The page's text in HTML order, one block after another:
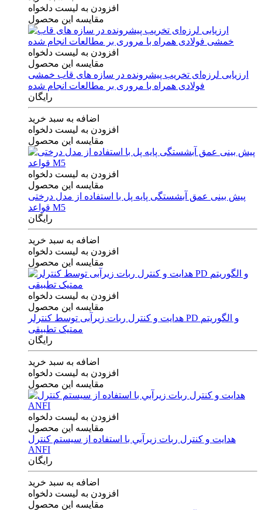
افزودن به لیست دلخواه
مقایسه این محصول
افزودن به لیست دلخواه
مقایسه این محصول
ارزیابی لرزه‌ای تخریب پیشرونده در سازه های قاب خمشی
فولادی همراه با مروری بر مطالعات انجام شده
رایگان
اضافه به سبد خرید
افزودن به لیست دلخواه
مقایسه این محصول
افزودن به لیست دلخواه
مقایسه این محصول
پیش بینی عمق آبشستگی پایه پل با استفاده از مدل درختی
قواعد M5
رایگان
اضافه به سبد خرید
افزودن به لیست دلخواه
مقایسه این محصول
افزودن به لیست دلخواه
مقایسه این محصول
هدایت و کنترل ربات زیرآبی توسط کنترلر PD و الگوریتم
ممتیک تطبیقی
رایگان
اضافه به سبد خرید
افزودن به لیست دلخواه
مقایسه این محصول
افزودن به لیست دلخواه
مقایسه این محصول
هدايت و كنترل ربات زيرآبي با استفاده از سيستم كنترل
ANFI
رایگان
اضافه به سبد خرید
افزودن به لیست دلخواه
مقایسه این محصول